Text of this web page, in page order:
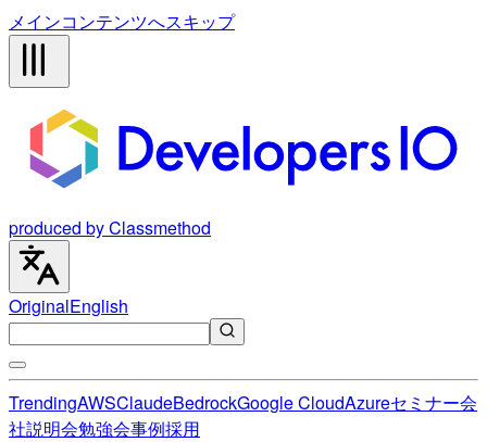
メインコンテンツへスキップ
produced by Classmethod
OriginalEnglish
TrendingAWSClaudeBedrockGoogle CloudAzureセミナー会
社説明会勉強会事例採用